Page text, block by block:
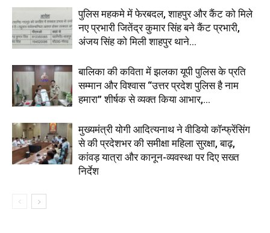
पुलिस महकमे में फेरबदल, शाहपुर और कैंट को मिले
नए प्रभारी जितेंद्र कुमार सिंह बने कैंट प्रभारी,
अंजय सिंह को मिली शाहपुर थाने...
बालिका की कविता में झलका यूपी पुलिस के प्रति
सम्मान और विश्वास “उत्तर प्रदेश पुलिस है नाम
हमारा” शीर्षक से व्यक्त किया आभार,...
मुख्यमंत्री योगी आदित्यनाथ ने वीडियो कॉन्फ्रेंसिंग
से की प्रदेशभर की समीक्षा महिला सुरक्षा, बाढ़,
कांवड़ यात्रा और कानून-व्यवस्था पर दिए सख्त
निर्देश